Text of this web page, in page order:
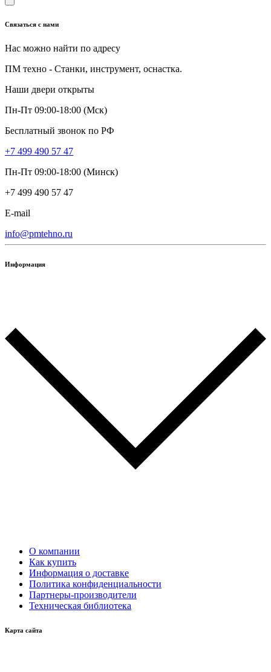
Связаться с нами
Нас можно найти по адресу
ПМ техно - Станки, инструмент, оснастка.
Наши двери открыты
Пн-Пт 09:00-18:00 (Мск)
Бесплатный звонок по РФ
+7 499 490 57 47
Пн-Пт 09:00-18:00 (Минск)
+7 499 490 57 47
E-mail
info@pmtehno.ru
Информация
О компании
Как купить
Информация о доставке
Политика конфиденциальности
Партнеры-производители
Техническая библиотека
Карта сайта